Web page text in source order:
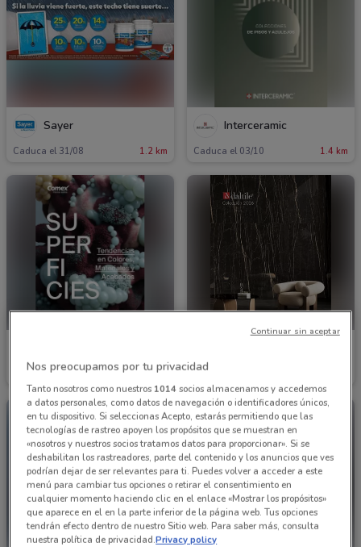
Sayer
Caduca el 31/08 1.2 km
Interceramic
Caduca el 03/10 1.4 km
Caduca el 31/12 40 m
Nos preocupamos por tu privacidad
Tanto nosotros como nuestros 1014socios almacenamos y accedemos
a datos personales, como datos de navegación o identificadores únicos,
en tu dispositivo. Si seleccionas Acepto, estarás permitiendo que las
tecnologías de rastreo apoyen los propósitos que se muestran en
«nosotros y nuestros socios tratamos datos para proporcionar». Si se
deshabilitan los rastreadores, parte del contenido y los anuncios que ves
podrían dejar de ser relevantes para ti. Puedes volver a acceder a este
menú para cambiar tus opciones o retirar el consentimiento en
cualquier momento haciendo clic en el enlace «Mostrar los propósitos»
que aparece en el en la parte inferior de la página web. Tus opciones
tendrán efecto dentro de nuestro Sitio web. Para saber más, consulta
nuestra política de privacidad.Privacy policy
Continuar sin aceptar